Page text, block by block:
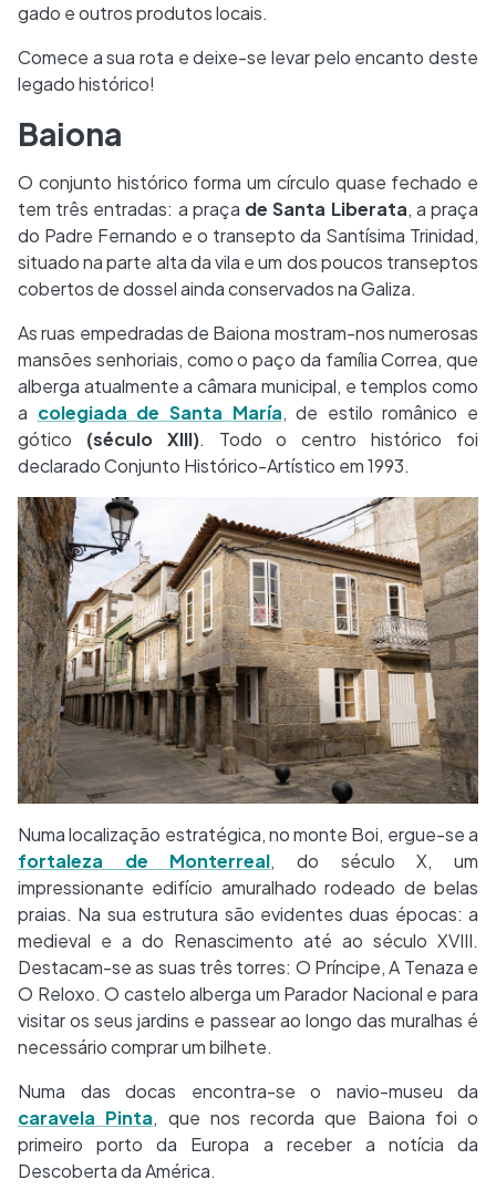
gado e outros produtos locais.
Comece a sua rota e deixe-se levar pelo encanto deste
legado histórico!
Baiona
O conjunto histórico forma um círculo quase fechado e
tem três entradas: a praça de Santa Liberata, a praça
do Padre Fernando e o transepto da Santísima Trinidad,
situado na parte alta da vila e um dos poucos transeptos
cobertos de dossel ainda conservados na Galiza.
As ruas empedradas de Baiona mostram-nos numerosas
mansões senhoriais, como o paço da família Correa, que
alberga atualmente a câmara municipal, e templos como
a colegiada de Santa María, de estilo românico e
gótico (século XIII). Todo o centro histórico foi
declarado Conjunto Histórico-Artístico em 1993.
Numa localização estratégica, no monte Boi, ergue-se a
fortaleza de Monterreal, do século X, um
impressionante edifício amuralhado rodeado de belas
praias. Na sua estrutura são evidentes duas épocas: a
medieval e a do Renascimento até ao século XVIII.
Destacam-se as suas três torres: O Príncipe, A Tenaza e
O Reloxo. O castelo alberga um Parador Nacional e para
visitar os seus jardins e passear ao longo das muralhas é
necessário comprar um bilhete.
Numa das docas encontra-se o navio-museu da
caravela Pinta, que nos recorda que Baiona foi o
primeiro porto da Europa a receber a notícia da
Descoberta da América.